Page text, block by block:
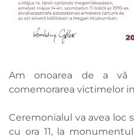
Am onoarea de a vă
comemorarea victimelor
Ceremonialul va avea loc
cu ora 11, la